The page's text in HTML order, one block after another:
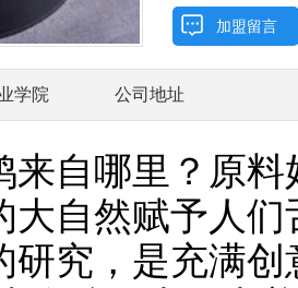
公司
加盟留言
学院 公司地址
来自哪里？原
大自然赋予人
研究，是充满